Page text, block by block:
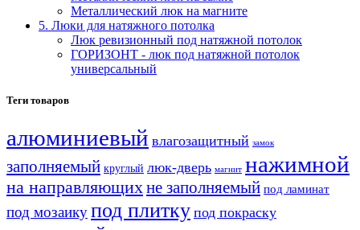
Металлический люк на магните
5. Люки для натяжного потолка
Люк ревизионный под натяжной потолок
ГОРИЗОНТ - люк под натяжной потолок
универсальный
Теги товаров
алюминиевый влагозащитный замок
заполняемый круглый люк-дверь магнит нажимной
на направляющихне заполняемый под ламинат
под мозаикупод плитку под покраску